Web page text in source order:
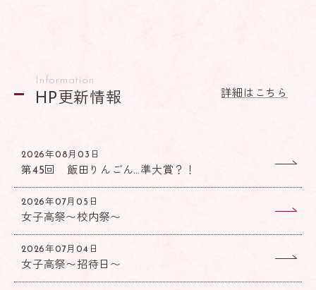
Information
HP更新情報 詳細はこちら
2026年08月03日
第45回 飯田りんごん…準大賞？！
2026年07月05日
女子高祭〜校内祭〜
2026年07月04日
女子高祭〜招待日〜